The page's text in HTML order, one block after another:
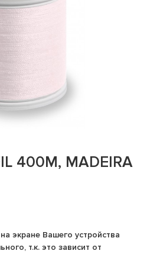
400М, MADEIRA
экране Вашего устройства
т.к. это зависит от